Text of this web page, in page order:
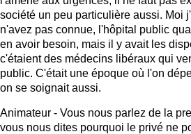
société un peu particulière aussi. Moi
n'avez pas connue, l'hôpital public
en avoir besoin, mais il y avait les
c'étaient des médecins libéraux qui
public. C'était une époque où l'on
on se soignait aussi.
Animateur - Vous nous parlez de la
vous nous dites pourquoi le privé ne